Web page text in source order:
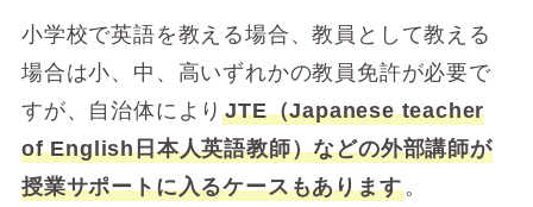
小学校で英語を教える場合、教員として教える
場合は小、中、高いずれかの教員免許が必要で
すが、自治体によりJTE（Japanese teacher
of English日本人英語教師）などの外部講師が
授業サポートに入るケースもあります。